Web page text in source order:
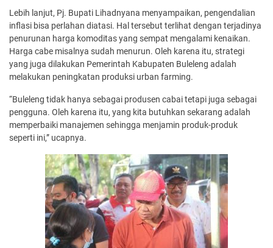
Lebih lanjut, Pj. Bupati Lihadnyana menyampaikan, pengendalian
inflasi bisa perlahan diatasi. Hal tersebut terlihat dengan terjadinya
penurunan harga komoditas yang sempat mengalami kenaikan.
Harga cabe misalnya sudah menurun. Oleh karena itu, strategi
yang juga dilakukan Pemerintah Kabupaten Buleleng adalah
melakukan peningkatan produksi urban farming.
“Buleleng tidak hanya sebagai produsen cabai tetapi juga sebagai
pengguna. Oleh karena itu, yang kita butuhkan sekarang adalah
memperbaiki manajemen sehingga menjamin produk-produk
seperti ini,” ucapnya.